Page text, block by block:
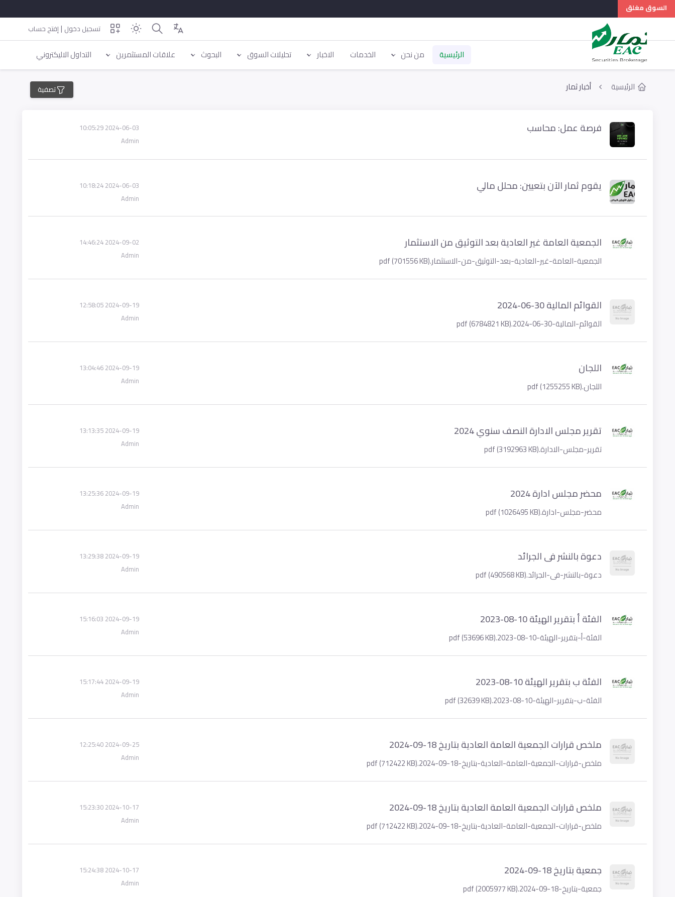
السوق مغلق
تسجيل دخول |إفتح حساب
الرئيسية من نحن الخدمات الاخبار تحليلات السوق البحوث علاقات المستثمرين التداول الاليكتروني
الرئيسية أخبار ثمار تصفية
فرصة عمل: محاسب
2024-06-03 10:05:29
Admin
يقوم ثمار الآن بتعيين: محلل مالي
2024-06-03 10:18:24
Admin
الجمعية العامة غير العادية بعد التوثيق من الاستثمار
الجمعية-العامة-غير-العادية-بعد-التوثيق-من-الاستثمار.pdf (701556 KB)
2024-09-02 14:46:24
Admin
القوائم المالية 30-06-2024
القوائم-المالية-30-06-2024.pdf (6784821 KB)
2024-09-19 12:58:05
Admin
اللجان
اللجان.pdf (1255255 KB)
2024-09-19 13:04:46
Admin
تقرير مجلس الادارة النصف سنوي 2024
تقرير-مجلس-الادارة.pdf (3192963 KB)
2024-09-19 13:13:35
Admin
محضر مجلس ادارة 2024
محضر-مجلس-ادارة.pdf (1026495 KB)
2024-09-19 13:25:36
Admin
دعوة بالنشر فى الجرائد
دعوة-بالنشر-فى-الجرائد.pdf (490568 KB)
2024-09-19 13:29:38
Admin
الفئة أ بتقرير الهيئة 10-08-2023
الفئة-أ-بتقرير-الهيئة-10-08-2023.pdf (53696 KB)
2024-09-19 15:16:03
Admin
الفئة ب بتقرير الهيئة 10-08-2023
الفئة-ب-بتقرير-الهيئة-10-08-2023.pdf (32639 KB)
2024-09-19 15:17:44
Admin
ملخص قرارات الجمعية العامة العادية بتاريخ 18-09-2024
ملخص-قرارات-الجمعية-العامة-العادية-بتاريخ-18-09-2024.pdf (712422 KB)
2024-09-25 12:25:40
Admin
ملخص قرارات الجمعية العامة العادية بتاريخ 18-09-2024
ملخص-قرارات-الجمعية-العامة-العادية-بتاريخ-18-09-2024.pdf (712422 KB)
2024-10-17 15:23:30
Admin
جمعية بتاريخ 18-09-2024
جمعية-بتاريخ-18-09-2024.pdf (2005977 KB)
2024-10-17 15:24:38
Admin